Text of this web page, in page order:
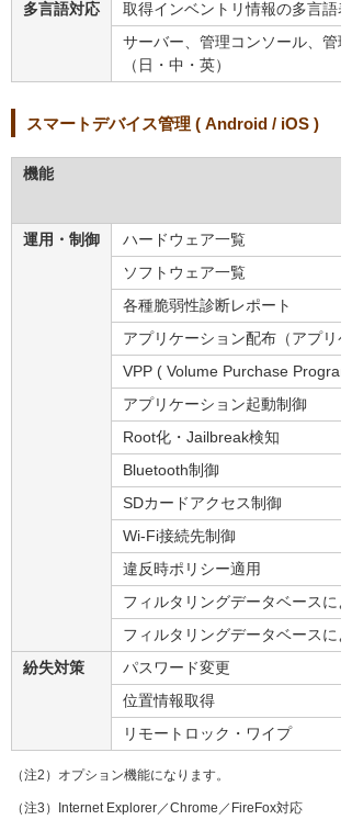
多言語対応
取得インベントリ情報の多言語
サーバー、管理コンソール、管
（日・中・英）
スマートデバイス管理 ( Android / iOS )
機能
運用・制御
ハードウェア一覧
ソフトウェア一覧
各種脆弱性診断レポート
アプリケーション配布（アプリ
VPP ( Volume Purchase Program
アプリケーション起動制御
Root化・Jailbreak検知
Bluetooth制御
SDカードアクセス制御
Wi-Fi接続先制御
違反時ポリシー適用
フィルタリングデータベースに
フィルタリングデータベースに
紛失対策
パスワード変更
位置情報取得
リモートロック・ワイプ
（注2）オプション機能になります。
（注3）Internet Explorer／Chrome／FireFox対応